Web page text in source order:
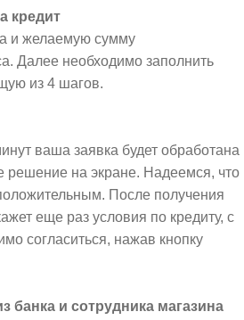
кредит
и желаемую сумму
Далее необходимо заполнить
из 4 шагов.
ваша заявка будет обработана
решение на экране. Надеемся, что
После получения
еще раз условия по кредиту, с
согласиться, нажав кнопку
банка и сотрудника магазина